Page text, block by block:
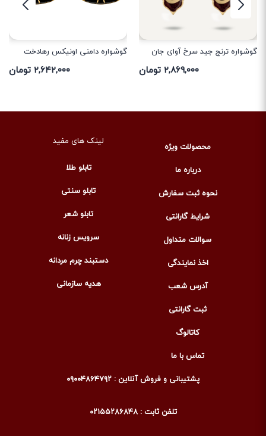
گوشواره ترنج جید سرخ آوای جان
۲,۸۶۹,۰۰۰ تومان
گوشواره دامنی اونیکس رهادخت
۲,۶۴۲,۰۰۰ تومان
محصولات ویژه
درباره ما
نحوه ثبت سفارش
شرایط گارانتی
سوالات متداول
اخذ نمایندگی
آدرس شعب
ثبت گارانتی
کاتالوگ
تماس با ما
لینک های مفید
تابلو طلا
تابلو سنتی
تابلو شعر
سرویس زنانه
دستبند چرم مردانه
هدیه سازمانی
پشتیبانی و فروش آنلاین : ۰۹۰۰۴۸۶۴۷۹۲
تلفن ثابت : ۰۲۱۵۵۲۸۶۸۴۸